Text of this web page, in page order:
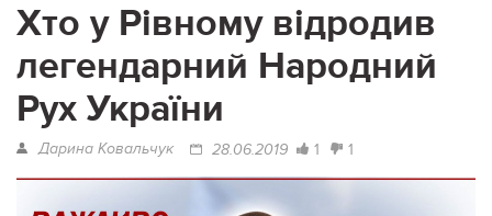
Хто у Рівному відродив
легендарний Народний
Рух України
Дарина Ковальчук 28.06.2019 1 1